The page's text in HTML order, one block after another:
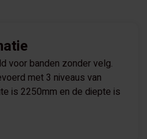
voor banden zonder velg.
met 3 niveaus van
is 2250mm en de diepte is